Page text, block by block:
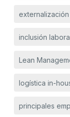
inclusión
Lean
logística in-
principales